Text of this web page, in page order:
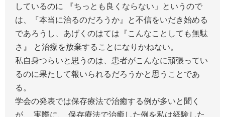
しているのに 『ちっとも良くならない」というので
は、『本当に治るのだろうか』と不信をいだき始める
であろうし、あげくのはては『こんなことしても無駄
さ』 と治療を放棄することになりかねない。
私自身つらいと思うのは、患者がこんなに頑張ってい
るのに果たして報いられるだろうかと思うことであ
る。
学会の発表では保存療法で治癒する例が多いと聞く
が、 実際に、 保存療法で治癒した例を私は経験した